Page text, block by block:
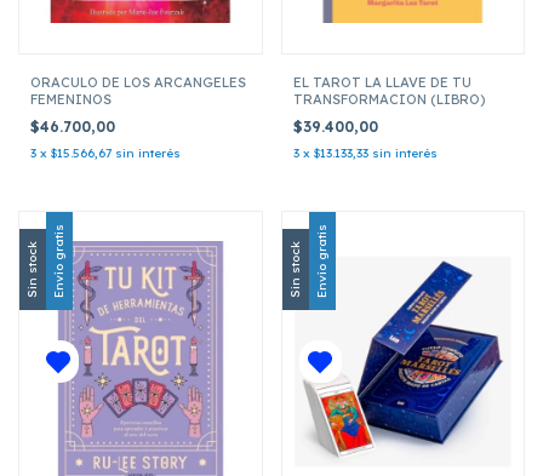
ORACULO DE LOS ARCANGELES
FEMENINOS
$46.700,00
3 x $15.566,67 sin interés
EL TAROT LA LLAVE DE TU
TRANSFORMACION (LIBRO)
$39.400,00
3 x $13.133,33 sin interés
Sin stock Envío gratis Sin stock Envío gratis